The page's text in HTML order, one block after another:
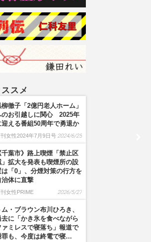
スメ
柳徹子「2億円老人ホーム」
のお引越しに関心 2025年
迎える番組50周年で勇退か
女性2024年7月9日号 2024/6/25
千葉市》路上喫煙「禁止区
」拡大を発表も喫煙所の設
は「0」、分煙対策の行方を
治体に直撃
女性PRIME 2026/5/27
ム・ブラウン布川ひろき、
去に「かき氷を食べながら
ァミレスで寝落ち」報道で
罪も、今度は終電で寝…